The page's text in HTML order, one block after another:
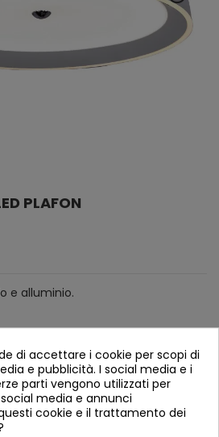
PLAFON
e alluminio.
di accettare i cookie per scopi di
e pubblicità. I social media e i
parti vengono utilizzati per
media e annunci
cookie e il trattamento dei